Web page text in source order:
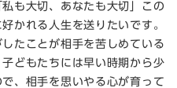
も大切、あなたも大切」この
かれる人生を送りたいです。
たことが相手を苦しめている
どもたちには早い時期から少
、相手を思いやる心が育って